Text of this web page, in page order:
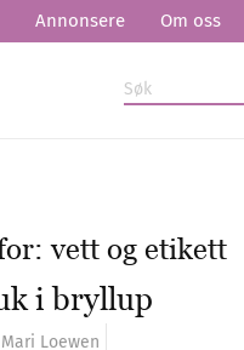
Annonsere Om oss
for:vett og etikett
i bryllup
Mari Loewen